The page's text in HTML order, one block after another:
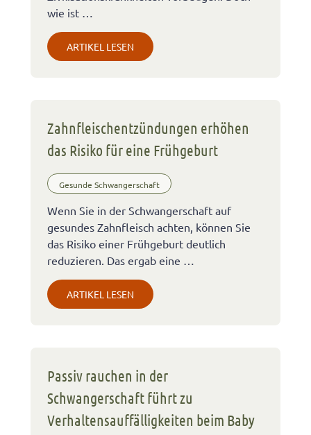
wie ist …
ARTIKEL LESEN
Zahnfleischentzündungen erhöhen
das Risiko für eine Frühgeburt
Gesunde Schwangerschaft
Wenn Sie in der Schwangerschaft auf
gesundes Zahnfleisch achten, können Sie
das Risiko einer Frühgeburt deutlich
reduzieren. Das ergab eine …
ARTIKEL LESEN
Passiv rauchen in der
Schwangerschaft führt zu
Verhaltensauffälligkeiten beim Baby